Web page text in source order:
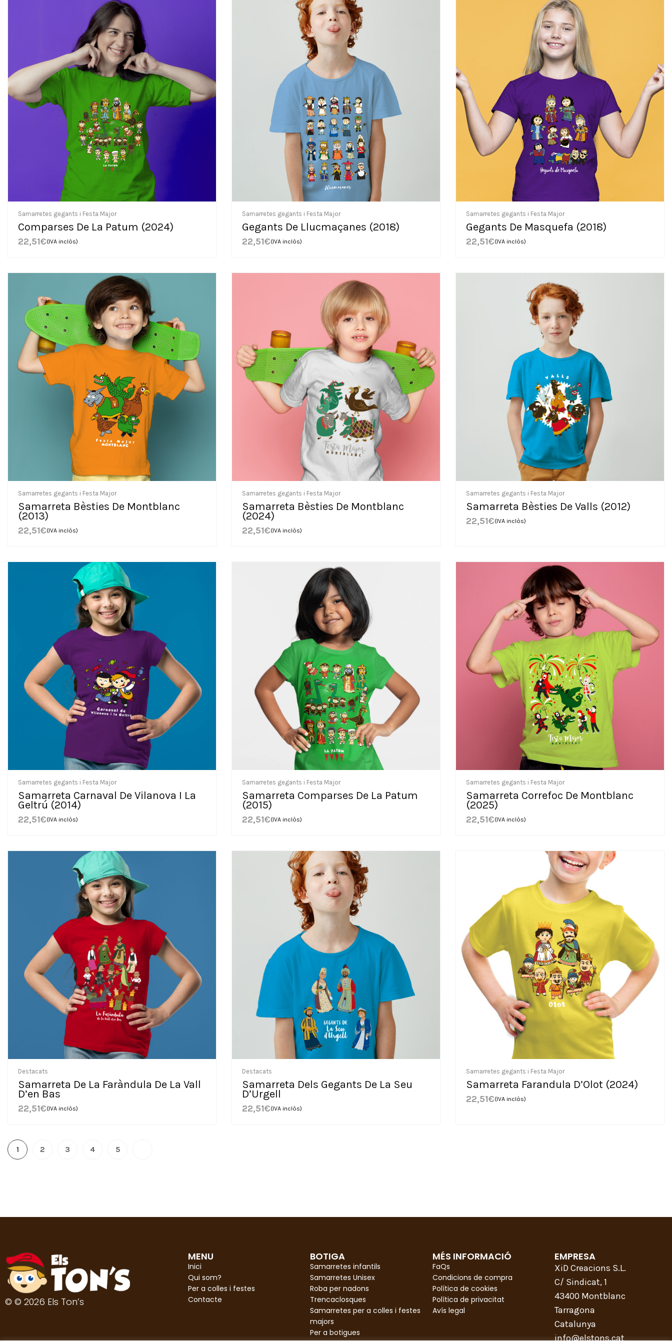
Samarretes gegants i Festa Major
Comparses De La Patum (2024)
22,51€(IVA inclòs)
Samarretes gegants i Festa Major
Gegants De Llucmaçanes (2018)
22,51€(IVA inclòs)
Samarretes gegants i Festa Major
Gegants De Masquefa (2018)
22,51€(IVA inclòs)
Samarretes gegants i Festa Major
Samarreta Bèsties De Montblanc
(2013)
22,51€(IVA inclòs)
Samarretes gegants i Festa Major
Samarreta Bèsties De Montblanc
(2024)
22,51€(IVA inclòs)
Samarretes gegants i Festa Major
Samarreta Bèsties De Valls (2012)
22,51€(IVA inclòs)
Samarretes gegants i Festa Major
Samarreta Carnaval De Vilanova I La
Geltrú (2014)
22,51€(IVA inclòs)
Samarretes gegants i Festa Major
Samarreta Comparses De La Patum
(2015)
22,51€(IVA inclòs)
Samarretes gegants i Festa Major
Samarreta Correfoc De Montblanc
(2025)
22,51€(IVA inclòs)
Destacats
Samarreta De La Faràndula De La Vall
D’en Bas
22,51€(IVA inclòs)
Destacats
Samarreta Dels Gegants De La Seu
D’Urgell
22,51€(IVA inclòs)
Samarretes gegants i Festa Major
Samarreta Farandula D’Olot (2024)
22,51€(IVA inclòs)
1 2 3 4 5
© © 2026 Els Ton’s
MENU
Inici
Qui som?
Per a colles i festes
Contacte
BOTIGA
Samarretes infantils
Samarretes Unisex
Roba per nadons
Trencaclosques
Samarretes per a colles i festes
majors
Per a botigues
MÉS INFORMACIÓ
FaQs
Condicions de compra
Política de cookies
Política de privacitat
Avís legal
EMPRESA
XiD Creacions S.L.
C/ Sindicat, 1
43400 Montblanc
Tarragona
Catalunya
info@elstons.cat